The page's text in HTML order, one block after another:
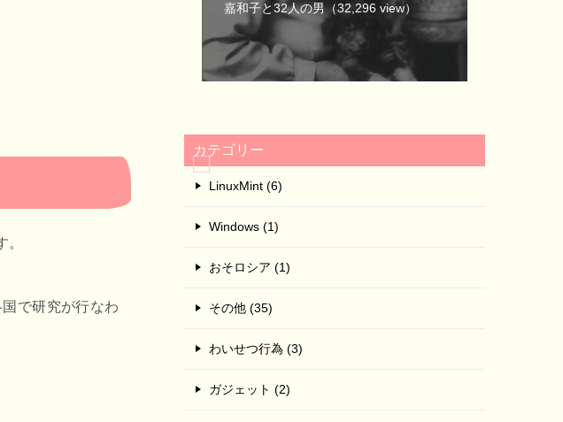
で研究が行なわ
嘉和子と32人の男（32,296 view）
カテゴリー
LinuxMint (6)
Windows (1)
おそロシア (1)
その他 (35)
わいせつ行為 (3)
ガジェット (2)